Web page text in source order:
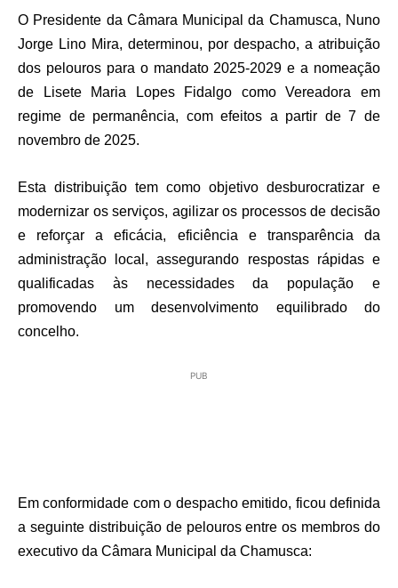
O Presidente da Câmara Municipal da Chamusca, Nuno
Jorge Lino Mira, determinou, por despacho, a atribuição
dos pelouros para o mandato 2025-2029 e a nomeação
de Lisete Maria Lopes Fidalgo como Vereadora em
regime de permanência, com efeitos a partir de 7 de
novembro de 2025.
Esta distribuição tem como objetivo desburocratizar e
modernizar os serviços, agilizar os processos de decisão
e reforçar a eficácia, eficiência e transparência da
administração local, assegurando respostas rápidas e
qualificadas às necessidades da população e
promovendo um desenvolvimento equilibrado do
concelho.
PUB
Em conformidade com o despacho emitido, ficou definida
a seguinte distribuição de pelouros entre os membros do
executivo da Câmara Municipal da Chamusca: